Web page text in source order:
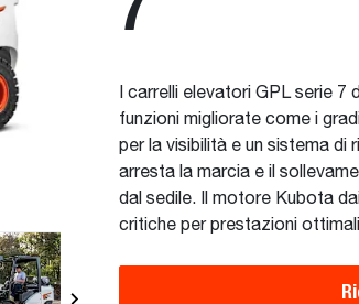
I carrelli elevatori GPL serie
funzioni migliorate come i
per la visibilità e un sistema di
arresta la marcia e il
dal sedile. Il motore Kubota
critiche per prestazioni